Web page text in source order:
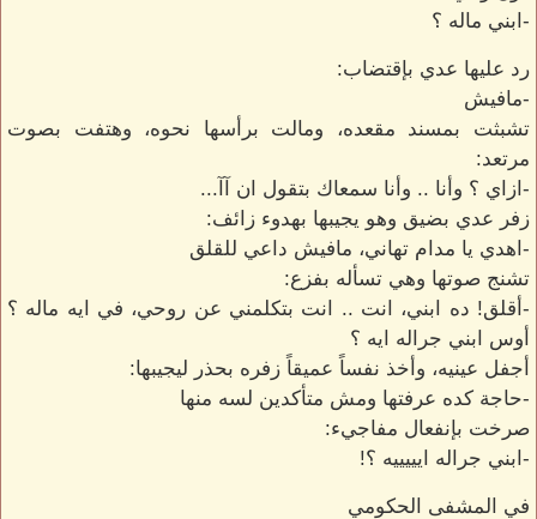
-ابني ماله ؟
رد عليها عدي بإقتضاب:
-مافيش
تشبثت بمسند مقعده، ومالت برأسها نحوه، وهتفت بصوت
مرتعد:
-ازاي ؟ وأنا .. وأنا سمعاك بتقول ان آآ...
زفر عدي بضيق وهو يجيبها بهدوء زائف:
-اهدي يا مدام تهاني، مافيش داعي للقلق
تشنج صوتها وهي تسأله بفزع:
-أقلق! ده ابني، انت .. انت بتكلمني عن روحي، في ايه ماله ؟
أوس ابني جراله ايه ؟
أجفل عينيه، وأخذ نفساً عميقاً زفره بحذر ليجيبها:
-حاجة كده عرفتها ومش متأكدين لسه منها
صرخت بإنفعال مفاجيء:
-ابني جراله ايييييه ؟!
في المشفى الحكومي